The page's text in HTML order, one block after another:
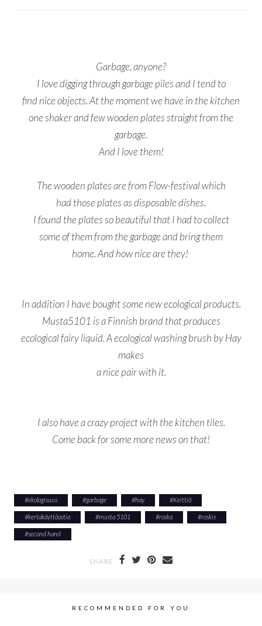
Garbage, anyone?
I love digging through garbage piles and I tend to
find nice objects. At the moment we have in the kitchen
one shaker and few wooden plates straight from the
garbage.
And I love them!
The wooden plates are from Flow-festival which
had those plates as disposable dishes.
I found the plates so beautiful that I had to collect
some of them from the garbage and bring them
home. And how nice are they!
In addition I have bought some new ecological products.
Musta5101 is a Finnish brand that produces
ecological fairy liquid. A ecological washing brush by Hay
makes
a nice pair with it.
I also have a crazy project with the kitchen tiles.
Come back for some more news on that!
#ekologisuus #garbage #hay #Keittiö
#kertakäyttöastia #musta 5101 #roska #roskis
#second hand
SHARE
RECOMMENDED FOR YOU